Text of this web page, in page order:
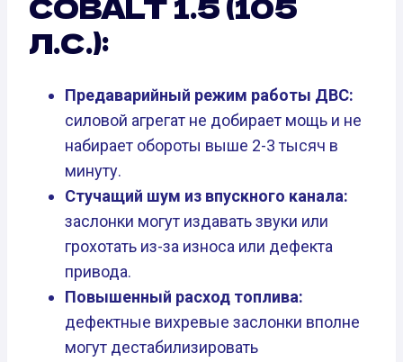
Л.С.):
Предаварийный режим работы ДВС:
силовой агрегат не добирает мощь и не
набирает обороты выше 2-3 тысяч в
минуту.
Стучащий шум из впускного канала:
заслонки могут издавать звуки или
грохотать из-за износа или дефекта
привода.
Повышенный расход топлива:
дефектные вихревые заслонки вполне
могут дестабилизировать